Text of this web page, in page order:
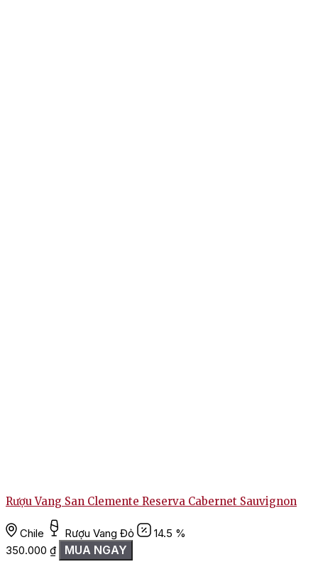
Rượu Vang San Clemente Reserva Cabernet Sauvignon
Chile Rượu Vang Đỏ
14.5 %
350.000 ₫ MUA NGAY